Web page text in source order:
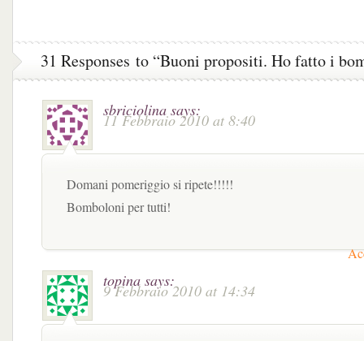
31 Responses to “Buoni propositi. Ho fatto i
sbriciolina says:
11 Febbraio 2010 at 8:40
Domani pomeriggio si ripete!!!!!
Bomboloni per tutti!
topina says:
9 Febbraio 2010 at 14:34